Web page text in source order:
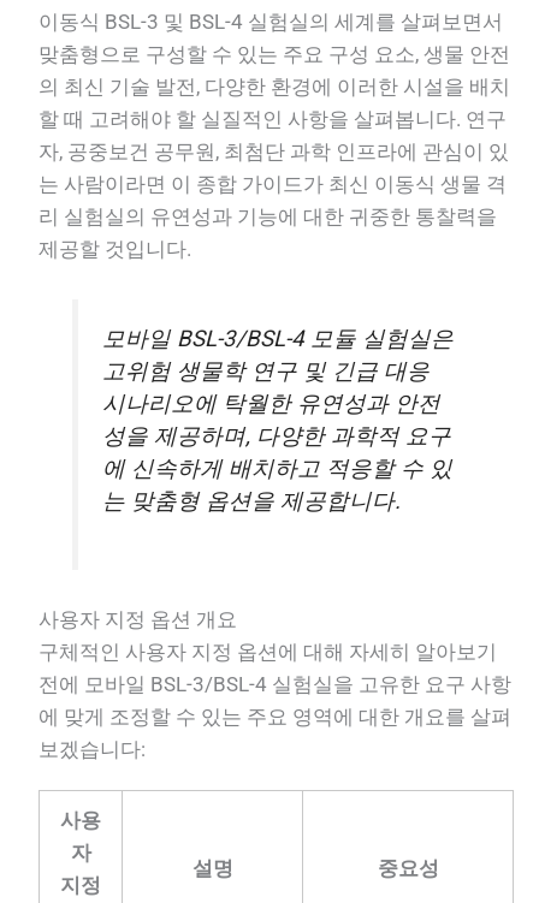
이동식 BSL-3 및 BSL-4 실험실의 세계를 살펴보면서
맞춤형으로 구성할 수 있는 주요 구성 요소, 생물 안전
의 최신 기술 발전, 다양한 환경에 이러한 시설을 배치
할 때 고려해야 할 실질적인 사항을 살펴봅니다. 연구
자, 공중보건 공무원, 최첨단 과학 인프라에 관심이 있
는 사람이라면 이 종합 가이드가 최신 이동식 생물 격
리 실험실의 유연성과 기능에 대한 귀중한 통찰력을
제공할 것입니다.
모바일 BSL-3/BSL-4 모듈 실험실은
고위험 생물학 연구 및 긴급 대응
시나리오에 탁월한 유연성과 안전
성을 제공하며, 다양한 과학적 요구
에 신속하게 배치하고 적응할 수 있
는 맞춤형 옵션을 제공합니다.
사용자 지정 옵션 개요
구체적인 사용자 지정 옵션에 대해 자세히 알아보기
전에 모바일 BSL-3/BSL-4 실험실을 고유한 요구 사항
에 맞게 조정할 수 있는 주요 영역에 대한 개요를 살펴
보겠습니다:
사용
자
지정
설명 중요성